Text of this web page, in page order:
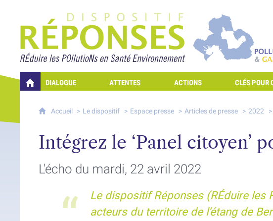
Projet Réponses - Réduire les
QUELLES RÉPONSES À MES PRÉOCCUPATIONS SUR LA POLLUTION DE L'AIR ET
DIALOGUE ATTENTES ACTIONS CLÉS POUR
Accueil Le dispositif Espace presse Articles de presse 2022
Intégrez le ‘Panel citoyen’
L'écho du mardi, 22 avril 2022
Le dispositif Réponses (RÉduire les
acteurs du territoire de l’étang de